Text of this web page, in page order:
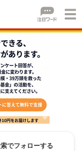
でフォローする